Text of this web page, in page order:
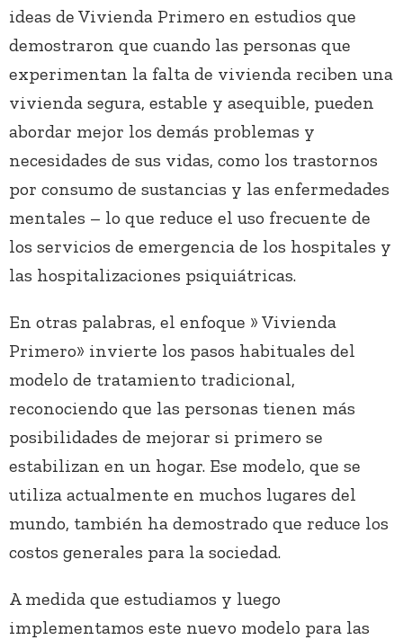
ideas de Vivienda Primero en estudios que
demostraron que cuando las personas que
experimentan la falta de vivienda reciben una
vivienda segura, estable y asequible, pueden
abordar mejor los demás problemas y
necesidades de sus vidas, como los trastornos
por consumo de sustancias y las enfermedades
mentales – lo que reduce el uso frecuente de
los servicios de emergencia de los hospitales y
las hospitalizaciones psiquiátricas.
En otras palabras, el enfoque » Vivienda
Primero» invierte los pasos habituales del
modelo de tratamiento tradicional,
reconociendo que las personas tienen más
posibilidades de mejorar si primero se
estabilizan en un hogar. Ese modelo, que se
utiliza actualmente en muchos lugares del
mundo, también ha demostrado que reduce los
costos generales para la sociedad.
A medida que estudiamos y luego
implementamos este nuevo modelo para las